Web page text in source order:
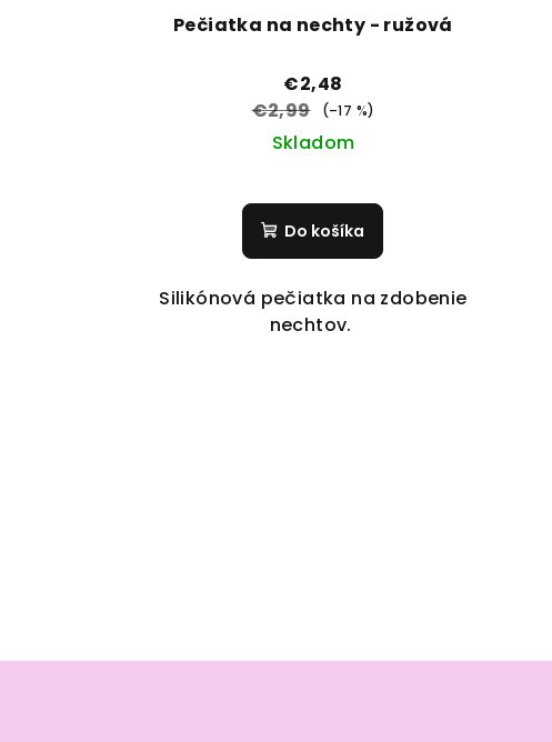
Pečiatka na nechty - ružová
€2,48
€2,99
(–17 %)
Skladom
Do košíka
Silikónová pečiatka na zdobenie
nechtov.